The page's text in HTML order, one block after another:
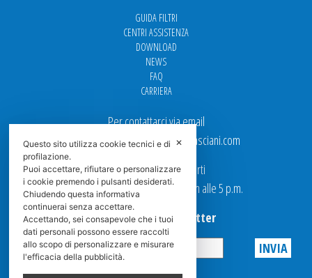
GUIDA FILTRI
CENTRI ASSISTENZA
DOWNLOAD
NEWS
FAQ
CARRIERA
Per contattarci via email
Ufficio Vendite: italy.sales@spasciani.com
I nostri uffici sono aperti
dal Lunedi al Venerdi dalle 9 a.m alle 5 p.m.
Iscriviti alla Newsletter
Privacy
✕
Questo sito utilizza cookie tecnici e di
profilazione.
Puoi accettare, rifiutare o personalizzare
i cookie premendo i pulsanti desiderati.
Chiudendo questa informativa
continuerai senza accettare.
Accettando, sei consapevole che i tuoi
dati personali possono essere raccolti
allo scopo di personalizzare e misurare
l'efficacia della pubblicità.